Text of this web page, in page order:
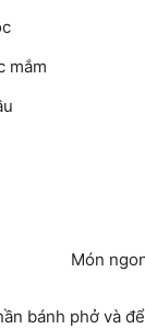
mắm
bánh phở và